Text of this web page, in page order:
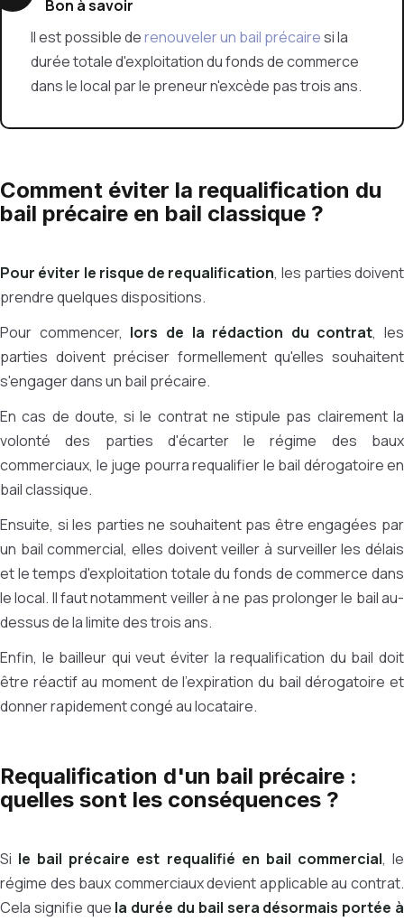
Bon à savoir
Il est possible derenouveler un bail précairesi la
durée totale d'exploitation du fonds de commerce
dans le local par le preneur n'excède pas trois ans.
Comment éviter la requalification du
bail précaire en bail classique ?
Pour éviter le risque de requalification, les parties doivent
prendre quelques dispositions.
Pour commencer, lors de la rédaction du contrat, les
parties doivent préciser formellement qu'elles souhaitent
s'engager dans un bail précaire.
En cas de doute, si le contrat ne stipule pas clairement la
volonté des parties d'écarter le régime des baux
commerciaux, le juge pourra requalifier le bail dérogatoire en
bail classique.
Ensuite, si les parties ne souhaitent pas être engagées par
un bail commercial, elles doivent veiller à surveiller les délais
et le temps d'exploitation totale du fonds de commerce dans
le local. Il faut notamment veiller à ne pas prolonger le bail au-
dessus de la limite des trois ans.
Enfin, le bailleur qui veut éviter la requalification du bail doit
être réactif au moment de l'expiration du bail dérogatoire et
donner rapidement congé au locataire.
Requalification d'un bail précaire :
quelles sont les conséquences ?
Si le bail précaire est requalifié en bail commercial, le
régime des baux commerciaux devient applicable au contrat.
Cela signifie que la durée du bail sera désormais portée à